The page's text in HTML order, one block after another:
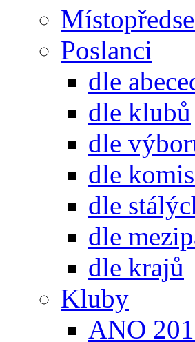
Poslanci
dle
dle klubů
dle
dle
dle
dle
dle krajů
Kluby
ANO